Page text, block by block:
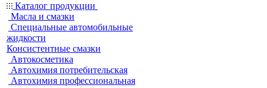
Каталог продукции
Масла и смазки
Специальные автомобильные
жидкости
Консистентные смазки
Автокосметика
Автохимия потребительская
Автохимия профессиональная